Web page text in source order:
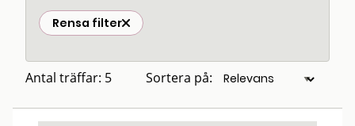
Rensa filter
Antal träffar: 5 Sortera på: